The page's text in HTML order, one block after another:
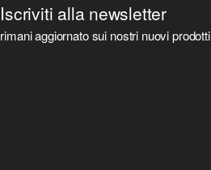
Iscriviti alla newsletter
rimani aggiornato sui nostri nuovi prodotti